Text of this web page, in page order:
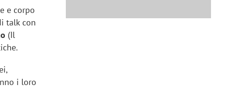
e corpo
talk con
(Il
i loro